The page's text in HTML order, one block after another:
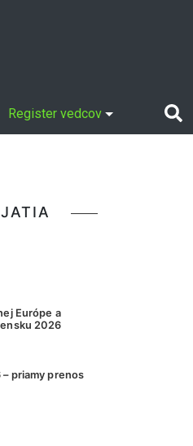
Register vedcov
Európe a
2026
priamy prenos